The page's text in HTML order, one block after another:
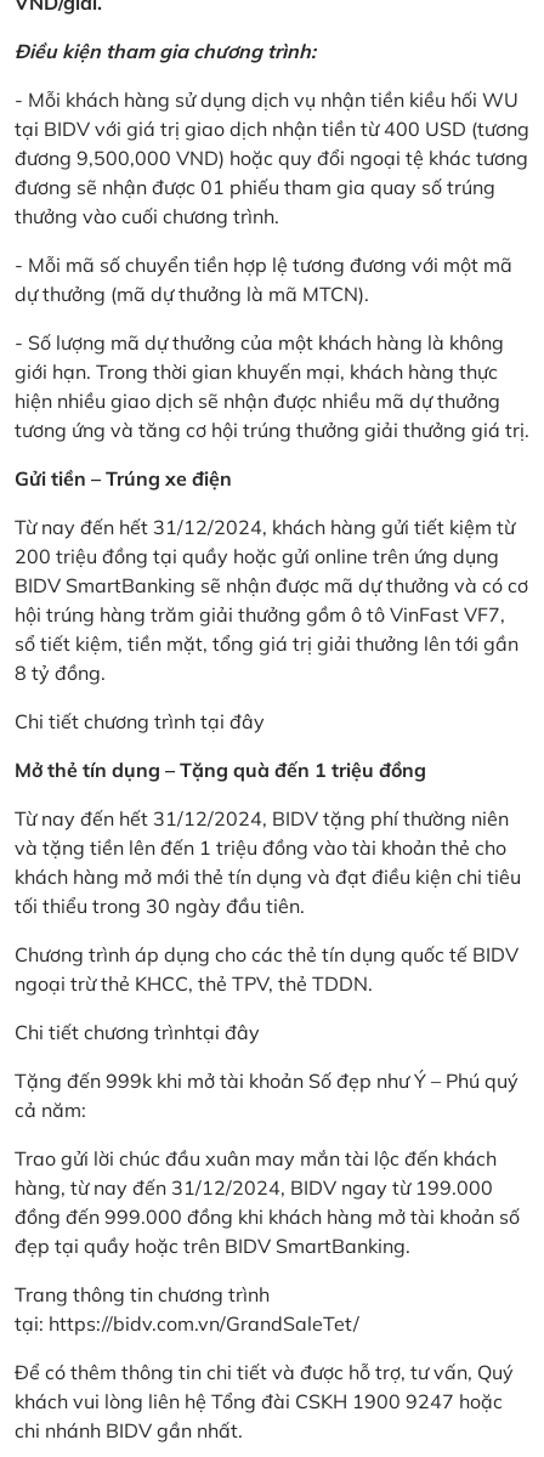
Điều kiện tham gia chương trình:
- Mỗi khách hàng sử dụng dịch vụ nhận tiền kiều hối WU
tại BIDV với giá trị giao dịch nhận tiền từ 400 USD (tương
đương 9,500,000 VND) hoặc quy đổi ngoại tệ khác tương
đương sẽ nhận được 01 phiếu tham gia quay số trúng
thưởng vào cuối chương trình.
- Mỗi mã số chuyển tiền hợp lệ tương đương với một mã
dự thưởng (mã dự thưởng là mã MTCN).
- Số lượng mã dự thưởng của một khách hàng là không
giới hạn. Trong thời gian khuyến mại, khách hàng thực
hiện nhiều giao dịch sẽ nhận được nhiều mã dự thưởng
tương ứng và tăng cơ hội trúng thưởng giải thưởng giá trị.
Gửi tiền – Trúng xe điện
Từ nay đến hết 31/12/2024, khách hàng gửi tiết kiệm từ
200 triệu đồng tại quầy hoặc gửi online trên ứng dụng
BIDV SmartBanking sẽ nhận được mã dự thưởng và có cơ
hội trúng hàng trăm giải thưởng gồm ô tô VinFast VF7,
sổ tiết kiệm, tiền mặt, tổng giá trị giải thưởng lên tới gần
8 tỷ đồng.
Chi tiết chương trình tại đây
Mở thẻ tín dụng – Tặng quà đến 1 triệu đồng
Từ nay đến hết 31/12/2024, BIDV tặng phí thường niên
và tặng tiền lên đến 1 triệu đồng vào tài khoản thẻ cho
khách hàng mở mới thẻ tín dụng và đạt điều kiện chi tiêu
tối thiểu trong 30 ngày đầu tiên.
Chương trình áp dụng cho các thẻ tín dụng quốc tế BIDV
ngoại trừ thẻ KHCC, thẻ TPV, thẻ TDDN.
Chi tiết chương trìnhtại đây
Tặng đến 999k khi mở tài khoản Số đẹp như Ý – Phú quý
cả năm:
Trao gửi lời chúc đầu xuân may mắn tài lộc đến khách
hàng, từ nay đến 31/12/2024, BIDV ngay từ 199.000
đồng đến 999.000 đồng khi khách hàng mở tài khoản số
đẹp tại quầy hoặc trên BIDV SmartBanking.
Trang thông tin chương trình
tại: https://bidv.com.vn/GrandSaleTet/
Để có thêm thông tin chi tiết và được hỗ trợ, tư vấn, Quý
khách vui lòng liên hệ Tổng đài CSKH 1900 9247 hoặc
chi nhánh BIDV gần nhất.